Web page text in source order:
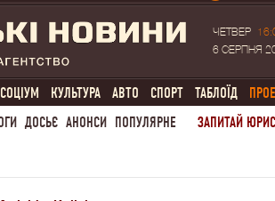
ЧЕТВЕР
6 СЕРПНЯ
СОЦІУМ КУЛЬТУРА АВТО СПОРТ ТАБЛОЇД
ДОСЬЄ АНОНСИ ПОПУЛЯРНЕ ЗАПИТАЙ